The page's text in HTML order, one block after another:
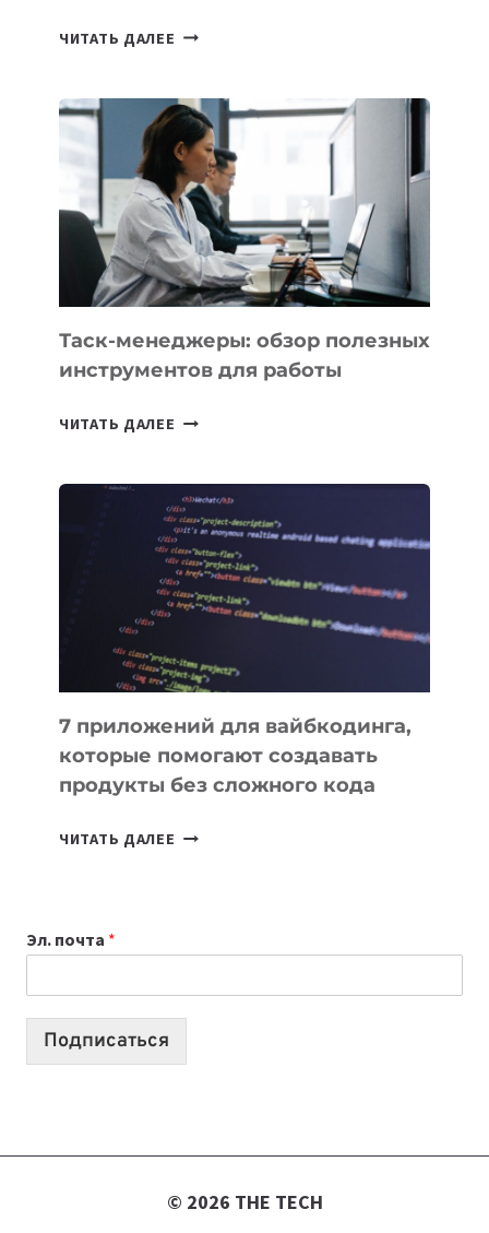
ЧИТАТЬ ДАЛЕЕ ИИ-
БИЗНЕСА:
КАКИЕ
3
ЗАДАЧИ
ЕМУ
МОЖНО
ПОРУЧИТЬ
УЖЕ
СЕГОДНЯ
Таск-менеджеры: обзор полезных
инструментов для работы
ЧИТАТЬ ДАЛЕЕ ТАСК-
ПОЛЕЗНЫХ
ИНСТРУМЕНТОВ
ДЛЯ
РАБОТЫ
7 приложений для вайбкодинга,
которые помогают создавать
продукты без сложного кода
ЧИТАТЬ ДАЛЕЕ
СОЗДАВАТЬ
ПРОДУКТЫ
Эл. почта *
Подписаться
© 2026 THE TECH